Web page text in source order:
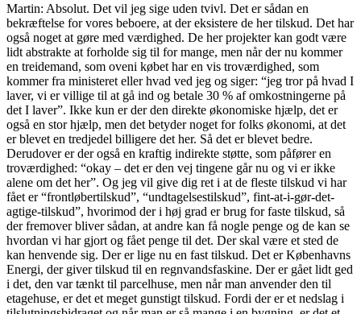
Martin: Absolut. Det vil jeg sige uden tvivl. Det er sådan en
bekræftelse for vores beboere, at der eksistere de her tilskud. Det har
også noget at gøre med værdighed. De her projekter kan godt være
lidt abstrakte at forholde sig til for mange, men når der nu kommer
en treidemand, som oveni købet har en vis troværdighed, som
kommer fra ministeret eller hvad ved jeg og siger: “jeg tror på hvad I
laver, vi er villige til at gå ind og betale 30 % af omkostningerne på
det I laver”. Ikke kun er der den direkte økonomiske hjælp, det er
også en stor hjælp, men det betyder noget for folks økonomi, at det
er blevet en tredjedel billigere det her. Så det er blevet bedre.
Derudover er der også en kraftig indirekte støtte, som påfører en
troværdighed: “okay – det er den vej tingene går nu og vi er ikke
alene om det her”. Og jeg vil give dig ret i at de fleste tilskud vi har
fået er “frontløbertilskud”, “undtagelsestilskud”, fint-at-i-gør-det-
agtige-tilskud”, hvorimod der i høj grad er brug for faste tilskud, så
der fremover bliver sådan, at andre kan få nogle penge og de kan se
hvordan vi har gjort og fået penge til det. Der skal være et sted de
kan henvende sig. Der er lige nu en fast tilskud. Det er Københavns
Energi, der giver tilskud til en regnvandsfaskine. Der er gået lidt ged
i det, den var tænkt til parcelhuse, men når man anvender den til
etagehuse, er det et meget gunstigt tilskud. Fordi der er et nedslag i